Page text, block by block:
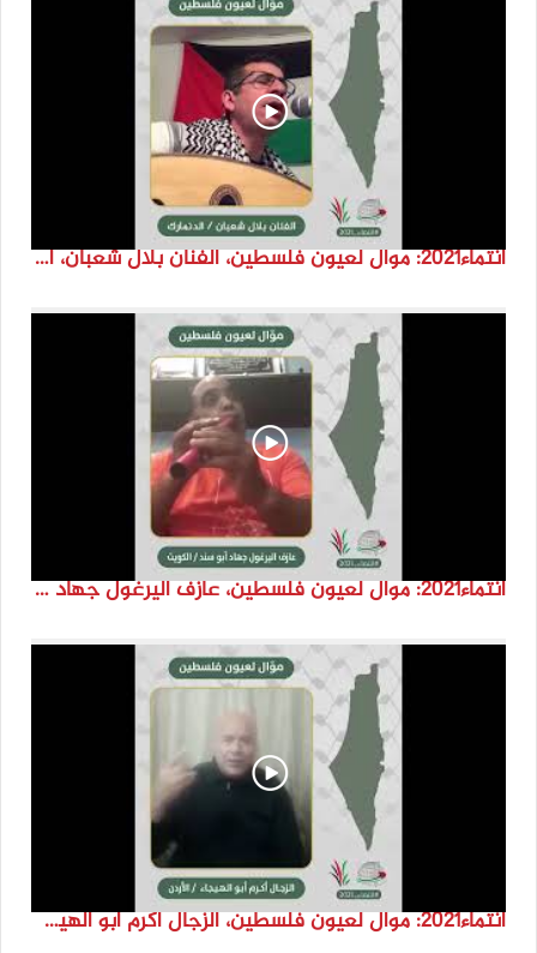
انتماء2021: موال لعيون فلسطين، الفنان بلال شعبان، الدنمارك
انتماء2021: موال لعيون فلسطين، عازف اليرغول جهاد أبو سند، الكويت
انتماء2021: موال لعيون فلسطين، الزجال أكرم أبو الهيجا، الاردن